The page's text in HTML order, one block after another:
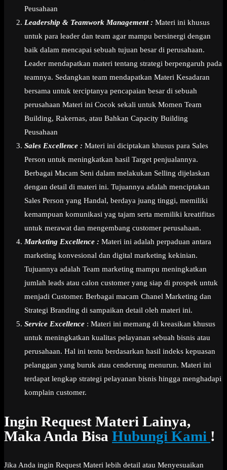
Peusahaan
Leadership & Teamwork Management : Materi ini khusus
untuk para leader dan team agar mampu bersinergi dengan
baik dalam mencapai sebuah tujuan besar di perusahaan.
Leader mendapatkan materi tentang strategi berpengaruh pada
teamnya. Sedangkan team mendapatkan Materi Kesadaran
bersama untuk terciptanya pencapaian besar di sebuah
perusahaan Materi ini Cocok sekali untuk Momen Team
Building, Rakernas, atau Bahkan Capacity Building
Peusahaan
Sales Excellence : Materi ini diciptakan khusus para Sales
Person untuk meningkatkan hasil Target penjualannya.
Berbagai Macam Seni dalam melakukan Selling dijelaskan
dengan detail di materi ini. Tujuannya adalah menciptakan
Sales Person yang Handal, berdaya juang tinggi, memiliki
kemampuan komunikasi yag tajam serta memiliki kreatifitas
untuk merawat dan mengembang customer perusahaan.
Marketing Excellence : Materi ini adalah perpaduan antara
marketing konvesional dan digital marketing kekinian.
Tujuannya adalah Team marketing mampu meningkatkan
jumlah leads atau calon customer yang siap di prospek untuk
menjadi Customer. Berbagai macam Chanel Marketing dan
Strategi Branding di sampaikan detail oleh materi ini.
Service Excellence : Materi ini memang di kreasikan khusus
untuk meningkatkan kualitas pelayanan sebuah bisnis atau
perusahaan. Hal ini tentu berdasarkan hasil indeks kepuasan
pelanggan yang buruk atau cenderung menurun. Materi ini
terdapat lengkap strategi pelayanan bisnis hingga menghadapi
komplain customer.
Ingin Request Materi Lainya,
Maka Anda Bisa Hubungi Kami !
Jika Anda ingin Request Materi lebih detail atau Menyesuaikan